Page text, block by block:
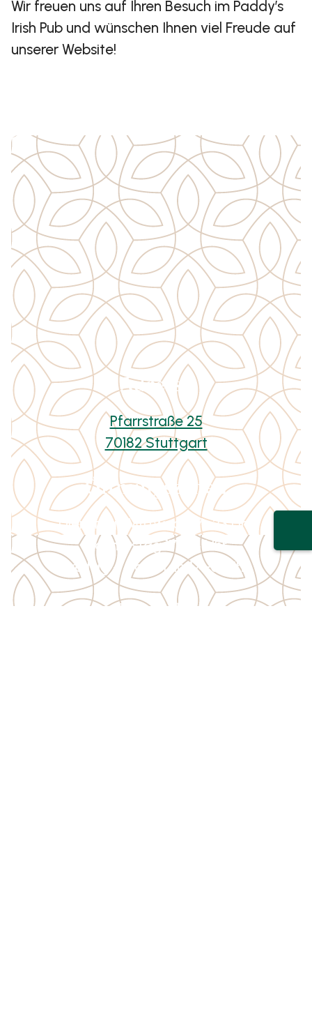
Wir freuen uns auf Ihren Besuch im Paddy’s
Irish Pub und wünschen Ihnen viel Freude auf
unserer Website!
Adresse
Pfarrstraße 25
70182 Stuttgart
Öffnungszeiten
Dienstag–Mittwoch 17–23 Uhr
Donnerstag 17–24 Uhr
Freitag + Samstag 17–01 Uhr
Kontakt